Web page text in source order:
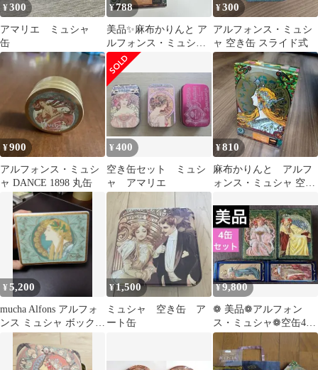
¥300
アマリエ ミュシャ
缶
¥788
美品✨麻布かりんと ア
ルフォンス・ミュシャ
空き缶 カード 黄道
十二宮 アート缶
¥300
アルフォンス・ミュシ
ャ 空き缶 スライド式
¥900
アルフォンス・ミュシ
ャ DANCE 1898 丸缶
¥400
空き缶セット ミュシ
ャ アマリエ
¥810
麻布かりんと アルフ
ォンス・ミュシャ 空き
¥5,200
mucha Alfons アルフォ
ンス ミュシャ ボックス
陶器製(箱なし)
¥1,500
ミュシャ 空き缶 ア
ート缶
¥9,800
❁ 美品❁アルフォン
ス・ミュシャ❁空缶4缶
セット❁エンボス加工
❁美術品❁